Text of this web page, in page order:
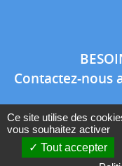
Contactez-nous
Conditions
Ce site utilise des
vous souhaitez activer
Tout accepter